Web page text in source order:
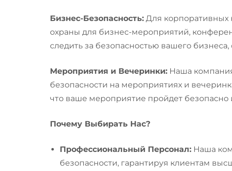
Бизнес-Безопасность: Для корпоративных
охраны для бизнес-мероприятий,
следить за безопасностью вашего
Мероприятия и Вечеринки: Наша
безопасности на мероприятиях и
что ваше мероприятие пройдет безопасно
Почему Выбирать Нас?
Профессиональный Персонал: Наша
безопасности, гарантируя клиентам